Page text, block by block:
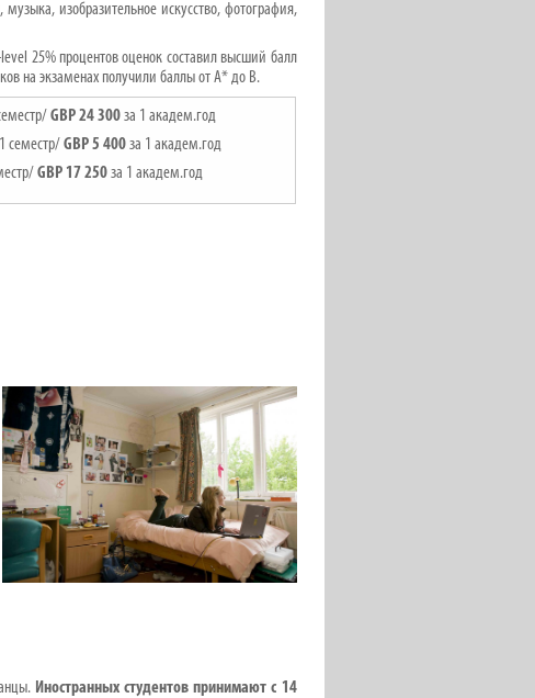
изобразительное искусство, фотография,
25% процентов оценок составил высший балл
на экзаменах получили баллы от А* до В.
GBP24300за 1 академ.год
семестр/GBP 5 400за 1 академ.год
GBP 17 250за 1 академ.год
Иностранных студентов принимают с 14